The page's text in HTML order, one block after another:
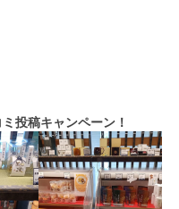
投稿キャンペーン！